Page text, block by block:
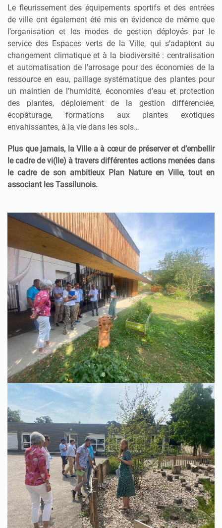
Le fleurissement des équipements sportifs et des entrées
de ville ont également été mis en évidence de même que
l’organisation et les modes de gestion déployés par le
service des Espaces verts de la Ville, qui s’adaptent au
changement climatique et à la biodiversité : centralisation
et automatisation de l’arrosage pour des économies de la
ressource en eau, paillage systématique des plantes pour
un maintien de l’humidité, économies d’eau et protection
des plantes, déploiement de la gestion différenciée,
écopâturage, formations aux plantes exotiques
envahissantes, à la vie dans les sols…
Plus que jamais, la Ville a à cœur de préserver et d’embellir
le cadre de vi(lle) à travers différentes actions menées dans
le cadre de son ambitieux Plan Nature en Ville, tout en
associant les Tassilunois.